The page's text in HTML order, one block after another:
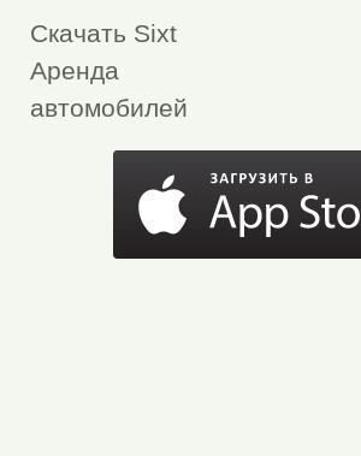
Скачать Sixt
Аренда
автомобилей